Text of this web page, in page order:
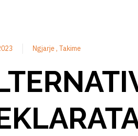
Ngjarje Takime